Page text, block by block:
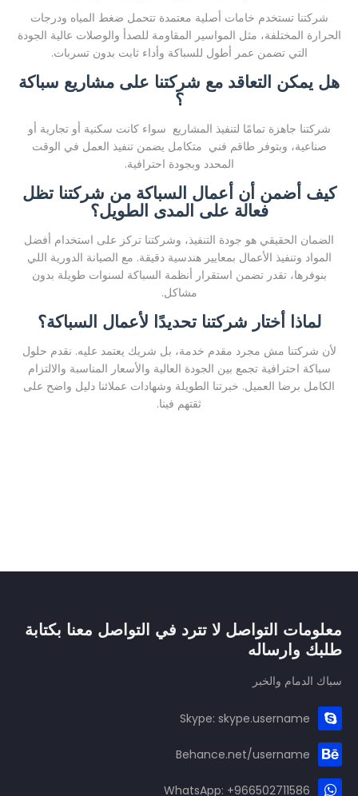
شركتنا تستخدم خامات أصلية معتمدة تتحمل ضغط المياه ودرجات
الحرارة المختلفة، مثل المواسير المقاومة للصدأ والوصلات عالية الجودة
التي تضمن عمر أطول للسباكة وأداء ثابت بدون تسربات.
هل يمكن التعاقد مع شركتنا على مشاريع سباكة
؟
شركتنا جاهزة تمامًا لتنفيذ المشاريع سواء كانت سكنية أو تجارية أو
صناعية، وبتوفر طاقم فني متكامل يضمن تنفيذ العمل في الوقت
المحدد وبجودة احترافية.
كيف أضمن أن أعمال السباكة من شركتنا تظل
فعالة على المدى الطويل؟
الضمان الحقيقي هو جودة التنفيذ، وشركتنا تركز على استخدام أفضل
المواد وتنفيذ الأعمال بمعايير هندسية دقيقة. مع الصيانة الدورية اللي
بنوفرها، تقدر تضمن استقرار أنظمة السباكة لسنوات طويلة بدون
مشاكل.
لماذا أختار شركتنا تحديدًا لأعمال السباكة؟
لأن شركتنا مش مجرد مقدم خدمة، بل شريك يعتمد عليه. نقدم حلول
سباكة احترافية تجمع بين الجودة العالية والأسعار المناسبة والالتزام
الكامل برضا العميل. خبرتنا الطويلة وشهادات عملائنا دليل واضح على
ثقتهم فينا.
معلومات التواصل لا تترد في التواصل معنا بكتابة
طلبك وارساله
سباك الدمام والخبر
Skype: skype.username
Behance.net/username
WhatsApp: +966502711586